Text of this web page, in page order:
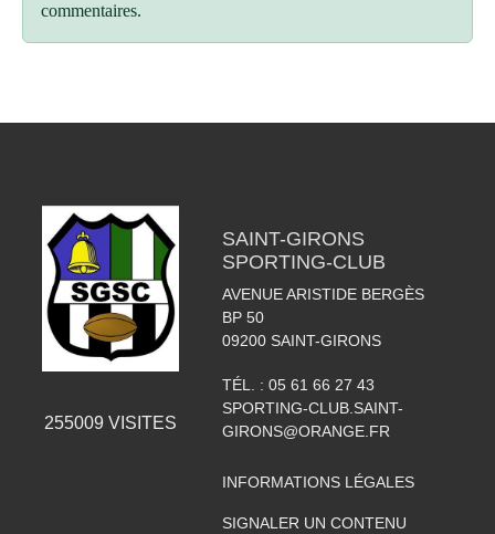
commentaires.
255009 VISITES
SAINT-GIRONS
SPORTING-CLUB
AVENUE ARISTIDE BERGÈS
BP 50
09200 SAINT-GIRONS
TÉL. : 05 61 66 27 43
SPORTING-CLUB.SAINT-
GIRONS@ORANGE.FR
INFORMATIONS LÉGALES
SIGNALER UN CONTENU